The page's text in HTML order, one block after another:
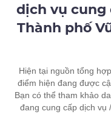
dịch vụ cung
Thành phố
Hiện tại nguồn tổng
điểm hiện đang được
Bạn có thể tham khảo
đang cung cấp dịch vụ